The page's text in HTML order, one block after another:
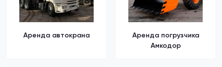
Аренда автокрана
Аренда погрузчика
Амкодор